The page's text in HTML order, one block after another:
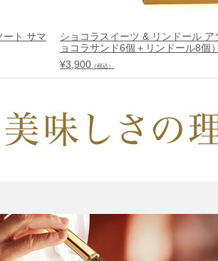
ート サマ
ショコラスイーツ & リンドール ア
ョコラサンド6個＋リンドール8個）
¥3,900 （税込）